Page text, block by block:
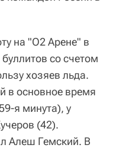
на "О2 Арене" в
со счетом
хозяев льда.
в основное время
я минута), у
(42).
Алеш Гемский. В